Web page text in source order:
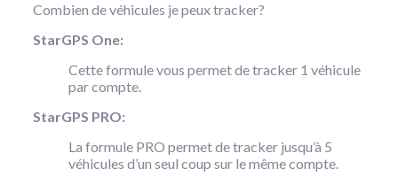
Combien de véhicules je peux tracker?
StarGPS One:
Cette formule vous permet de tracker 1 véhicule
par compte.
StarGPS PRO:
La formule PRO permet de tracker jusqu’à 5
véhicules d’un seul coup sur le même compte.